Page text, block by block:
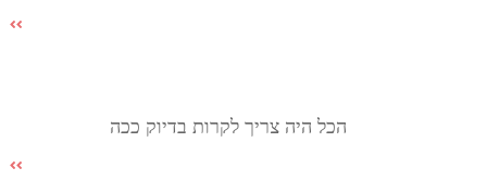
הכל היה צריך לקרות בדיוק ככה